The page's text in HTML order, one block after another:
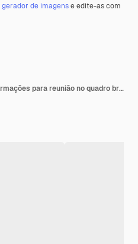
gerador de imagense edite-as com
Pessoa apresentando informações para reunião no quadro branco